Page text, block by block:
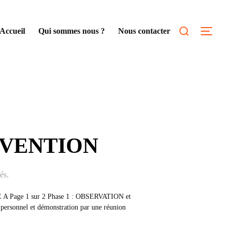
Accueil Qui sommes nous ? Nous contacter
Page 1 sur 2 Phase 1 : OBSERVATION et
et démonstration par une réunion